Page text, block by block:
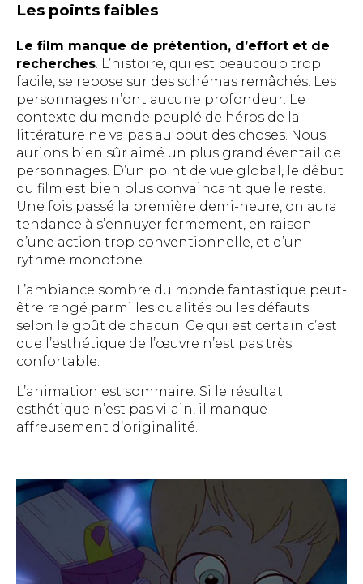
Les points faibles
Le film manque de prétention, d’effort et de
recherches. L’histoire, qui est beaucoup trop
facile, se repose sur des schémas remâchés. Les
personnages n’ont aucune profondeur. Le
contexte du monde peuplé de héros de la
littérature ne va pas au bout des choses. Nous
aurions bien sûr aimé un plus grand éventail de
personnages. D’un point de vue global, le début
du film est bien plus convaincant que le reste.
Une fois passé la première demi-heure, on aura
tendance à s’ennuyer fermement, en raison
d’une action trop conventionnelle, et d’un
rythme monotone.
L’ambiance sombre du monde fantastique peut-
être rangé parmi les qualités ou les défauts
selon le goût de chacun. Ce qui est certain c’est
que l’esthétique de l’œuvre n’est pas très
confortable.
L’animation est sommaire. Si le résultat
esthétique n’est pas vilain, il manque
affreusement d’originalité.